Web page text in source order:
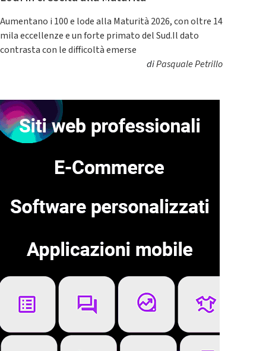
Aumentano i 100 e lode alla Maturità 2026, con oltre 14
mila eccellenze e un forte primato del Sud.Il dato
contrasta con le difficoltà emerse
diPasquale Petrillo